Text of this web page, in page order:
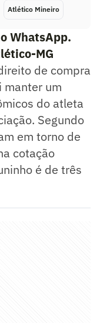
Atlético Mineiro
WhatsApp.
MG
de compra
manter um
do atleta
Segundo
em torno de
cotação
é de três